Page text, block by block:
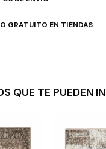
GRATUITO EN TIENDAS
QUE TE PUEDEN